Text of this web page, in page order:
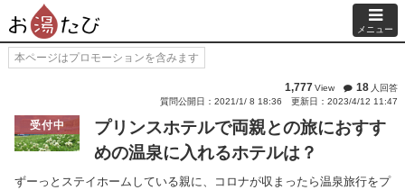
メニュー
本ページはプロモーションを含みます
1,777View 18 人回答
質問公開日：2021/1/ 8 18:36
更新日：2023/4/12 11:47
受付中
プリンスホテルで両親との旅におすす
めの温泉に入れるホテルは？
ずーっとステイホームしている親に、コロナが収まったら温泉旅行をプ